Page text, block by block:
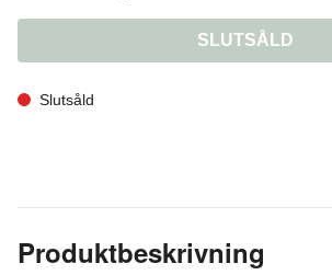
SLUTSÅLD
Slutsåld
Produktbeskrivning